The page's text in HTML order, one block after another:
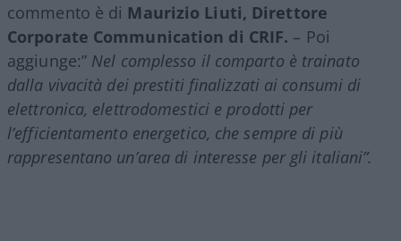
commento è di Maurizio Liuti, Direttore
Corporate Communication di CRIF. – Poi
aggiunge:” Nel complesso il comparto è trainato
dalla vivacità dei prestiti finalizzati ai consumi di
elettronica, elettrodomestici e prodotti per
l’efficientamento energetico, che sempre di più
rappresentano un’area di interesse per gli italiani”.